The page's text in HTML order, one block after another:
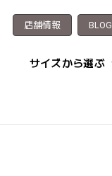
店舗情報 BLOG
サイズから選ぶ